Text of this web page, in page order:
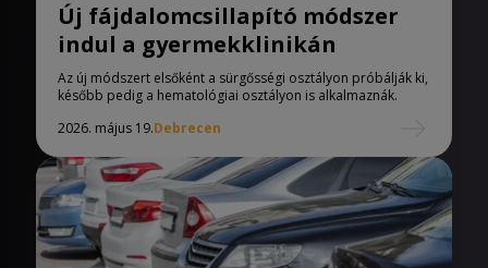
Új fájdalomcsillapító módszer
indul a gyermekklinikán
Az új módszert elsőként a sürgősségi osztályon próbálják ki,
később pedig a hematológiai osztályon is alkalmaznák.
2026. május 19.Debrecen